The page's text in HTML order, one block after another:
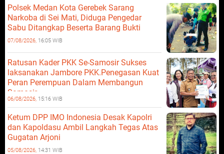
Polsek Medan Kota Gerebek Sarang
Narkoba di Sei Mati, Diduga Pengedar
Sabu Ditangkap Beserta Barang Bukti
07/08/2026, 16:05 WIB
Ratusan Kader PKK Se-Samosir Sukses
laksanakan Jambore PKK.Penegasan Kuat
Peran Perempuan Dalam Membangun
Samosir.
06/08/2026, 15:16 WIB
Ketum DPP IMO Indonesia Desak Kapolri
dan Kapoldasu Ambil Langkah Tegas Atas
Gugatan Arjoni
05/08/2026, 14:31 WIB